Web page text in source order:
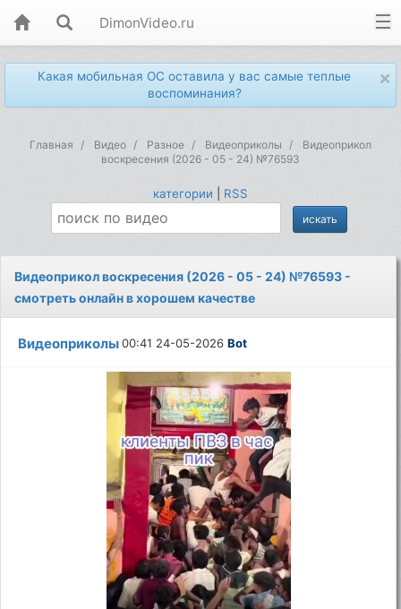
DimonVideo.ru
×
Какая мобильная ОС оставила у вас самые теплые
воспоминания?
Главная Видео Разное Видеоприколы
Видеоприкол
воскресения (2026 - 05 - 24) №76593
категории RSS
Видеоприкол воскресения (2026 - 05 - 24) №76593 -
смотреть онлайн в хорошем качестве
Видеоприколы00:41 24-05-2026Bot